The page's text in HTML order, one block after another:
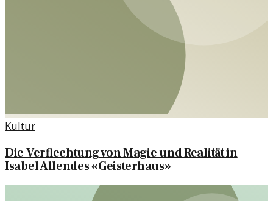
Kultur
Die Verflechtung von Magie und Realität in
Isabel Allendes «Geisterhaus»